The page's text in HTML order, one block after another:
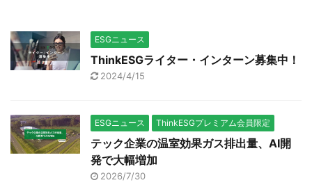
ESGニュース
ThinkESGライター・インターン募集中！
2024/4/15
ESGニュース ThinkESGプレミアム会員限定
テック企業の温室効果ガス排出量、AI開
発で大幅増加
2026/7/30